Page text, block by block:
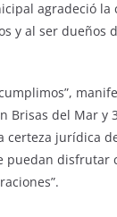
agradeció la
y al ser dueños
Brisas del Mar y
certeza jurídica
puedan disfrutar